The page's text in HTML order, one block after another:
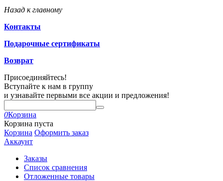
Назад к главному
Контакты
Подарочные сертификаты
Возврат
Присоединяйтесь!
Вступайте к нам в группу
и узнавайте первыми все акции и предложения!
0Корзина
Корзина пуста
Корзина Оформить заказ
Аккаунт
Заказы
Список сравнения
Отложенные товары